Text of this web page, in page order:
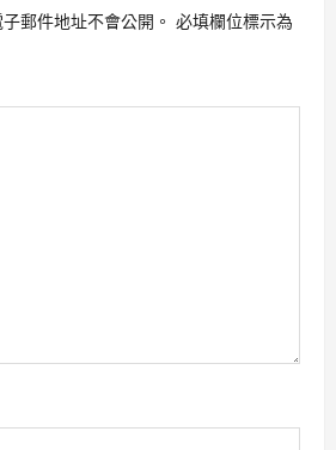
郵件地址不會公開。 必填欄位標示為